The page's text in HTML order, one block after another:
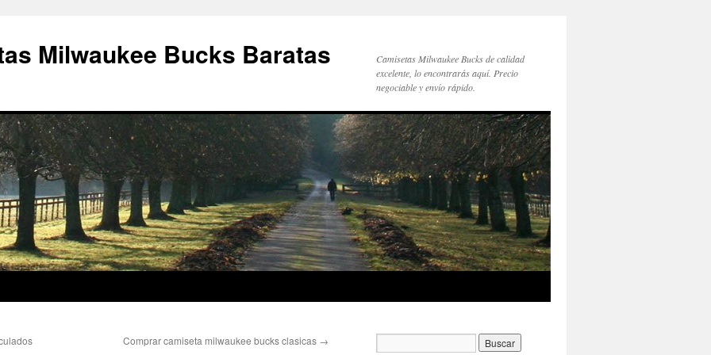
Milwaukee Bucks Baratas
Camisetas Milwaukee Bucks de calidad
excelente, lo encontrarás aquí. Precio
negociable y envío rápido.
Comprar camiseta milwaukee bucks clasicas →